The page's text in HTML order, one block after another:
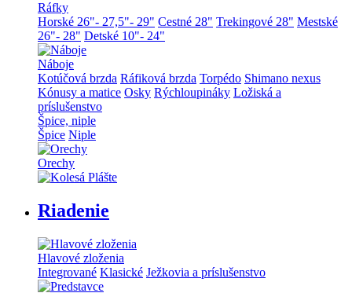
Ráfky
Horské 26"- 27,5"- 29" Cestné 28" Trekingové 28" Mestské
26"- 28" Detské 10"- 24"
Náboje
Kotúčová brzda Ráfiková brzda Torpédo Shimano nexus
Kónusy a matice Osky Rýchloupináky Ložiská a
príslušenstvo
Špice, niple
Špice Niple
Orechy
Riadenie
Hlavové zloženia
Integrované Klasické Ježkovia a príslušenstvo